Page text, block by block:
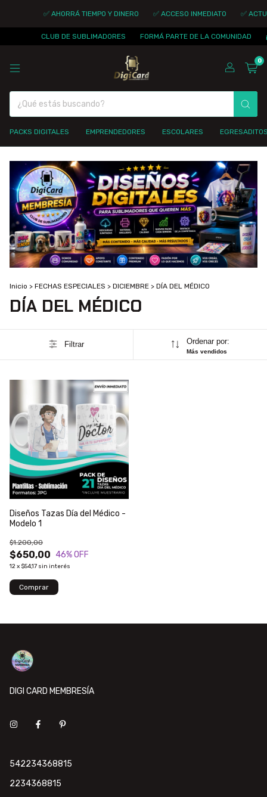
✅ AHORRÁ TIEMPO Y DINERO ✅ ACCESO INMEDIATO ✅
CLUB DE SUBLIMADORES FORMÁ PARTE DE LA COMUNIDAD
0
PACKS DIGITALES EMPRENDEDORES ESCOLARES
Inicio > FECHAS ESPECIALES > DICIEMBRE > DÍA DEL MÉDICO
DÍA DEL MÉDICO
Filtrar Ordenar por:
Más vendidos
Diseños Tazas Día del Médico -
Modelo 1
$650,00
$1.200,00
46% OFF
12x $54,17 sin interés
DIGI CARD MEMBRESÍA
542234368815
2234368815